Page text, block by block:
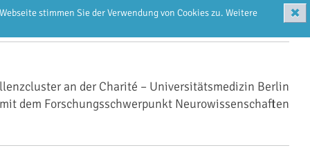
stimmen Sie der Verwendung von Cookies zu. Weitere
✖
an der Charité – Universitätsmedizin Berlin
mit dem Forschungsschwerpunkt Neurowissenschaften